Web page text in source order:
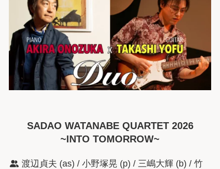
SADAO WATANABE QUARTET 2026
~INTO TOMORROW~
渡辺貞夫 (as) / 小野塚晃 (p) / 三嶋大輝 (b) / 竹